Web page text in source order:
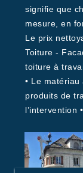
signifie que
mesure, en
Le prix
Toiture -
toiture à
• Le
produits de
l’intervention